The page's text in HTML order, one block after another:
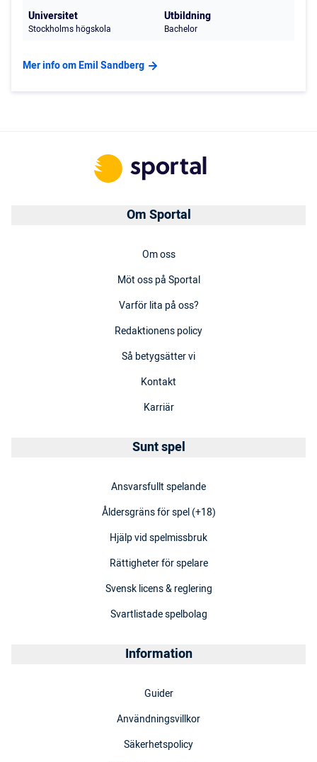
Universitet
Stockholms högskola
Utbildning
Bachelor
Mer info om Emil Sandberg
Om Sportal
Om oss
Möt oss på Sportal
Varför lita på oss?
Redaktionens policy
Så betygsätter vi
Kontakt
Karriär
Sunt spel
Ansvarsfullt spelande
Åldersgräns för spel (+18)
Hjälp vid spelmissbruk
Rättigheter för spelare
Svensk licens & reglering
Svartlistade spelbolag
Information
Guider
Användningsvillkor
Säkerhetspolicy